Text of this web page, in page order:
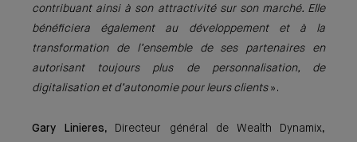
contribuant ainsi à son attractivité sur son marché. Elle
bénéficiera également au développement et à la
transformation de l’ensemble de ses partenaires en
autorisant toujours plus de personnalisation, de
digitalisation et d’autonomie pour leurs clients ».
Gary Linieres, Directeur général de Wealth Dynamix,